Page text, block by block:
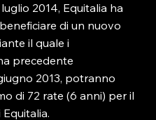
2014, Equitalia ha
di un nuovo
il quale i
precedente
2013, potranno
di 72 rate (6 anni) per il